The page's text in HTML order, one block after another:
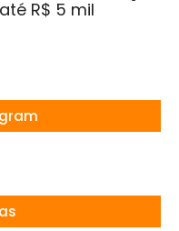
R$ 5 mil